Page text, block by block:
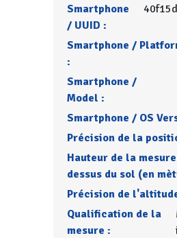
Smartphone
/ UUID :
Smartphone /
:
Smartphone /
Model :
Smartphone / OS
Précision de la
Hauteur de la
dessus du sol (en
Précision de
Qualification de la
mesure :